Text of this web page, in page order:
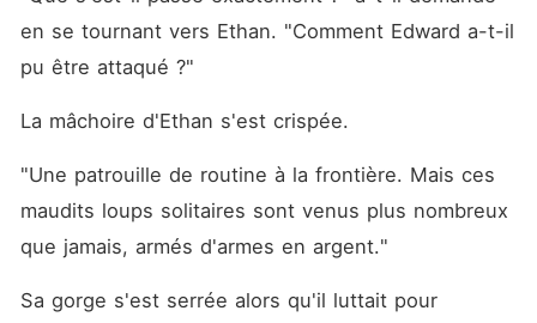
en se tournant vers Ethan. "Comment Edward a-t-il
pu être attaqué ?"
La mâchoire d'Ethan s'est crispée.
"Une patrouille de routine à la frontière. Mais ces
maudits loups solitaires sont venus plus nombreux
que jamais, armés d'armes en argent."
Sa gorge s'est serrée alors qu'il luttait pour